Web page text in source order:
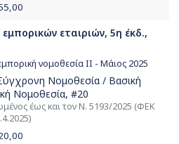
εμπορικών εταιριών, 5η έκδ.,
νομοθεσία ΙΙ - Μάιος 2025
Νομοθεσία / Βασική
Νομοθεσία, #20
έως και τον Ν. 5193/2025 (ΦΕΚ